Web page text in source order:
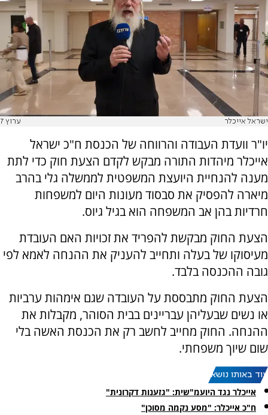
ישראל אייכלר ערוץ 7
יו"ר וועדת העבודה והרווחה של הכנסת ח"כ ישראל
אייכלר מיהדות התורה מבקש לקדם הצעת חוק כדי לתת
מענה להנחיית היועצת המשפטית לממשלה גלי בהרב
מיארה להפסיק את סבסוד מעונות היום למשפחות
חרדיות בהן אב המשפחה הוא בגיל גיוס.
הצעת החוק מבקשת להפריד את זכויות האם העובדת
מעיסוקו של בעלה ותחייב להעניק את ההנחה לאמא לפי
גובה ההכנסה בלבד.
הצעת החוק מתבססת על העובדה שגם אימהות ערביות
או נשים שבעליהן עבריינים בבית הסוהר, מקבלות את
ההנחה. החוק מחייב לחשב רק את הכנסת האשה בלי
שום שיוך משפחתי.
עוד באותו נושא:
אייכלר נגד היועמ"שית: "גזענות דקרונית"
ח"כ אייכלר: "מסע נקמה מסוכן"